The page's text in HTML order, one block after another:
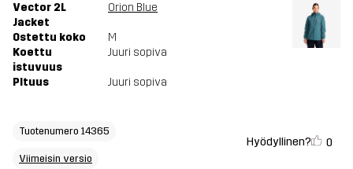
Vector 2L
Jacket
Orion Blue
Ostettu koko
M
Koettu
istuvuus
Juuri sopiva
PItuus Juuri sopiva
Tuotenumero 14365
Viimeisin versio
Hyödyllinen? 0